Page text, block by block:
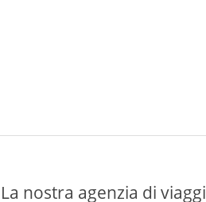
La nostra agenzia di viaggi